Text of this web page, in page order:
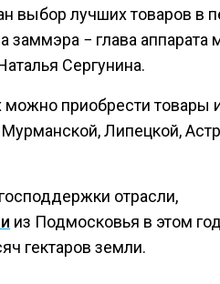
выбор лучших товаров в
заммэра − глава аппарата
Сергунина.
приобрести товары
Липецкой,
отрасли,
из Подмосковья в этом
гектаров земли.